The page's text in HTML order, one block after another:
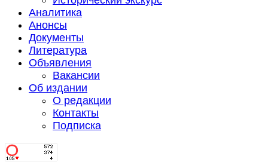
Аналитика
Анонсы
Документы
Литература
Объявления
Вакансии
Об издании
О редакции
Контакты
Подписка